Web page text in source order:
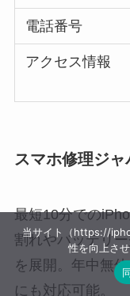
電話番号
アクセス情報
スマホ修理ジ
最短10分での
割れやバッテリ
を展開。年中無
にも対応可能。
当サイト（https://
性を向上さ